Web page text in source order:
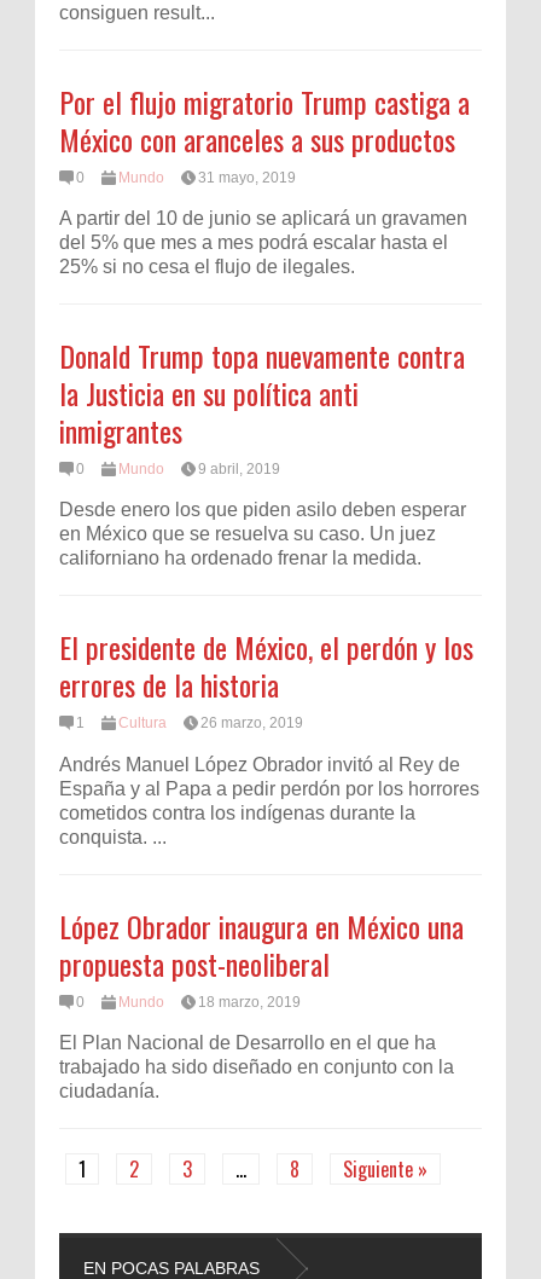
consiguen result...
Por el flujo migratorio Trump castiga a
México con aranceles a sus productos
0 Mundo 31 mayo, 2019
A partir del 10 de junio se aplicará un gravamen
del 5% que mes a mes podrá escalar hasta el
25% si no cesa el flujo de ilegales.
Donald Trump topa nuevamente contra
la Justicia en su política anti
inmigrantes
0 Mundo 9 abril, 2019
Desde enero los que piden asilo deben esperar
en México que se resuelva su caso. Un juez
californiano ha ordenado frenar la medida.
El presidente de México, el perdón y los
errores de la historia
1 Cultura 26 marzo, 2019
Andrés Manuel López Obrador invitó al Rey de
España y al Papa a pedir perdón por los horrores
cometidos contra los indígenas durante la
conquista. ...
López Obrador inaugura en México una
propuesta post-neoliberal
0 Mundo 18 marzo, 2019
El Plan Nacional de Desarrollo en el que ha
trabajado ha sido diseñado en conjunto con la
ciudadanía.
1 2 3 … 8 Siguiente »
EN POCAS PALABRAS